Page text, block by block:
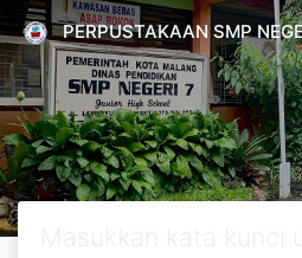
PERPUSTAKAAN SMP